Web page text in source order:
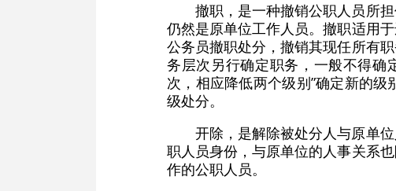
撤职，是一种撤销公职人员所
仍然是原单位工作人员。撤职适用
公务员撤职处分，撤销其现任所有
务层次另行确定职务，一般不得确
次，相应降低两个级别”确定新的
级处分。
开除，是解除被处分人与原单
职人员身份，与原单位的人事关系
作的公职人员。